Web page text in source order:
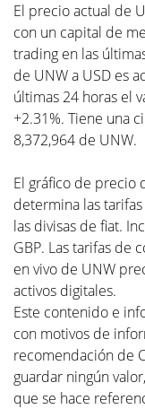
El precio actual de
con un capital de
trading en las
de UNW a USD es
últimas 24 horas el
+2.31%. Tiene una
8,372,964 de UNW.
El gráfico de precio
determina las
las divisas de fiat.
GBP. Las tarifas de
en vivo de UNW
activos digitales.
Este contenido e
con motivos de
recomendación de
guardar ningún
que se hace